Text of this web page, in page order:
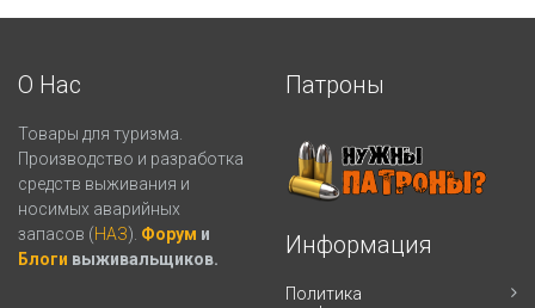
О Нас
Товары для туризма.
Производство и разработка
средств выживания и
носимых аварийных
запасов (НАЗ). Форум и
Блоги выживальщиков.
Патроны
Информация
Политика